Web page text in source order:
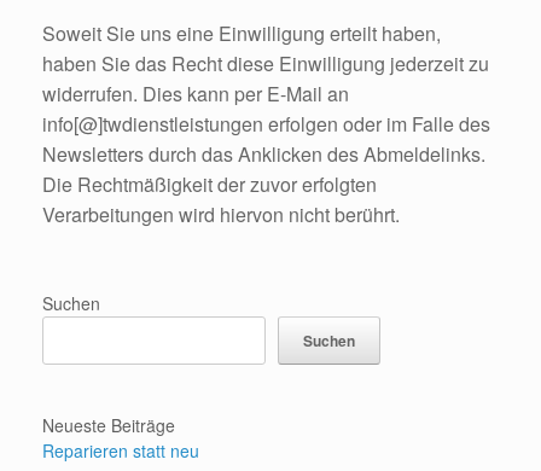
Soweit Sie uns eine Einwilligung erteilt haben,
haben Sie das Recht diese Einwilligung jederzeit zu
widerrufen. Dies kann per E-Mail an
info[@]twdienstleistungen erfolgen oder im Falle des
Newsletters durch das Anklicken des Abmeldelinks.
Die Rechtmäßigkeit der zuvor erfolgten
Verarbeitungen wird hiervon nicht berührt.
Suchen
Suchen
Neueste Beiträge
Reparieren statt neu